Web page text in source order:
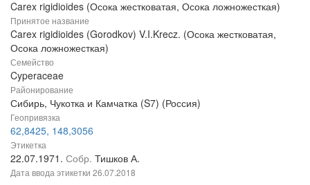
Carex rigidioides (Осока жестковатая, Осока ложножесткая)
Принятое название
Carex rigidioides (Gorodkov) V.I.Krecz. (Осока жестковатая,
Осока ложножесткая)
Семейство
Cyperaceae
Районирование
Сибирь, Чукотка и Камчатка (S7) (Россия)
Геопривязка
62,8425, 148,3056
Этикетка
22.07.1971. Собр. Тишков А.
Дата ввода этикетки 26.07.2018